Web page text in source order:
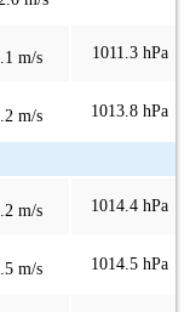
m/s 1011.3 hPa
m/s 1013.8 hPa
m/s 1014.4 hPa
m/s 1014.5 hPa